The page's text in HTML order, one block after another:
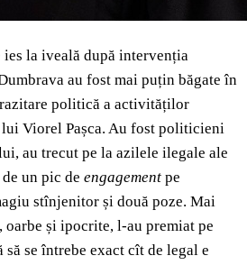
la iveală după intervenția
au fost mai puțin băgate în
politică a activităților
lui Viorel Pașca. Au fost politicieni
au trecut pe la azilele ilegale ale
un pic de engagement pe
stînjenitor și două poze. Mai
și ipocrite, l-au premiat pe
să se întrebe exact cît de legal e